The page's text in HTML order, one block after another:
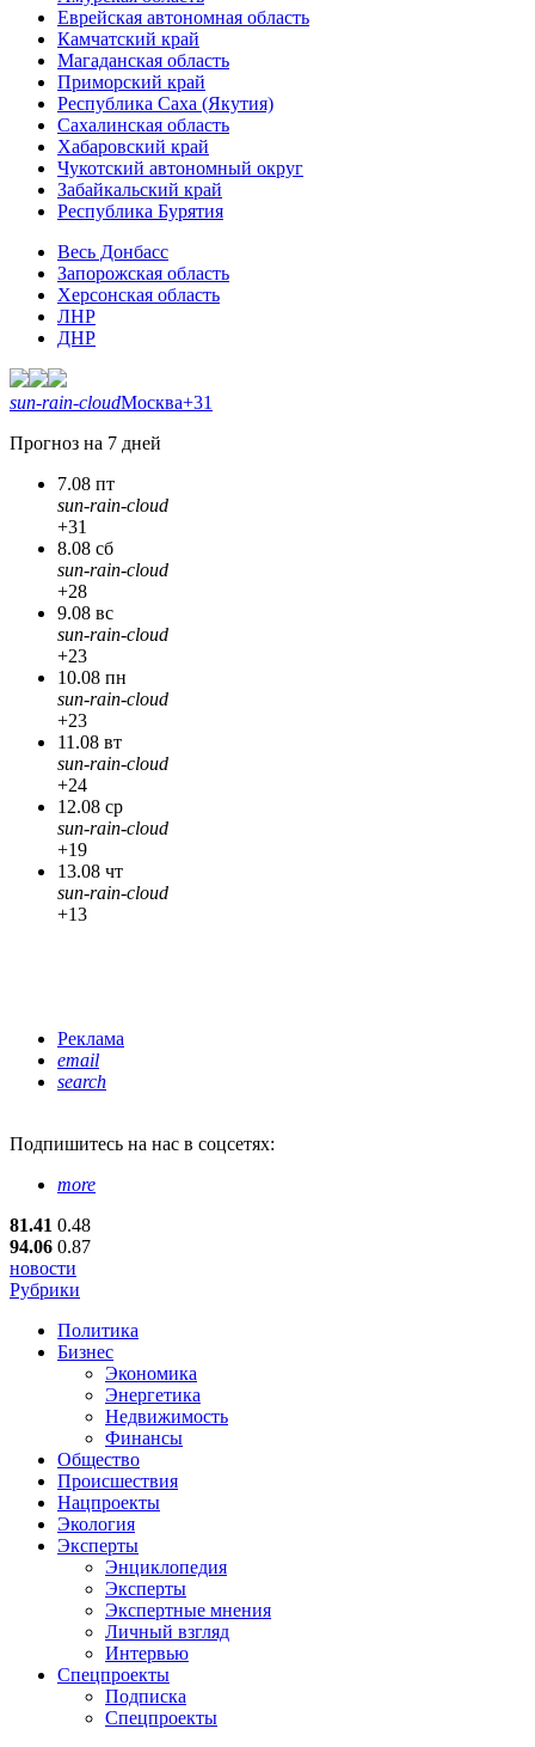
Еврейская автономная область
Камчатский край
Магаданская область
Приморский край
Республика Саха (Якутия)
Сахалинская область
Хабаровский край
Чукотский автономный округ
Забайкальский край
Республика Бурятия
Весь Донбасс
Запорожская область
Херсонская область
ЛНР
ДНР
sun-rain-cloudМосква+31
Прогноз на 7 дней
7.08 пт
sun-rain-cloud
+31
8.08 сб
sun-rain-cloud
+28
9.08 вс
sun-rain-cloud
+23
10.08 пн
sun-rain-cloud
+23
11.08 вт
sun-rain-cloud
+24
12.08 ср
sun-rain-cloud
+19
13.08 чт
sun-rain-cloud
+13
Реклама
email
search
Подпишитесь на нас в соцсетях:
more
81.41 0.48
94.06 0.87
новости
Рубрики
Политика
Бизнес
Экономика
Энергетика
Недвижимость
Финансы
Общество
Происшествия
Нацпроекты
Экология
Эксперты
Энциклопедия
Эксперты
Экспертные мнения
Личный взгляд
Интервью
Спецпроекты
Подписка
Спецпроекты